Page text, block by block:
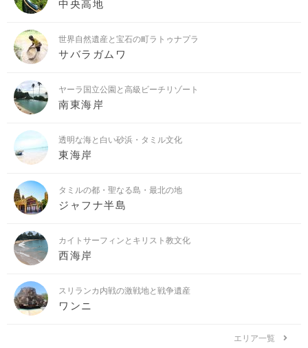
中央高地
世界自然遺産と宝石の町ラトゥナプラ
サバラガムワ
ヤーラ国立公園と高級ビーチリゾート
南東海岸
透明な海と白い砂浜・タミル文化
東海岸
タミルの都・聖なる島・最北の地
ジャフナ半島
カイトサーフィンとキリスト教文化
西海岸
スリランカ内戦の激戦地と戦争遺産
ワンニ
エリア一覧